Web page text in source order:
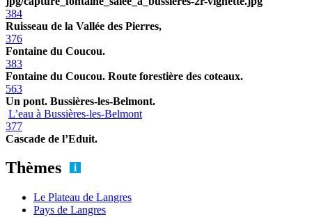
384
Ruisseau de la Vallée des Pierres,
376
Fontaine du Coucou.
383
Fontaine du Coucou. Route forestière des coteaux.
563
Un pont. Bussières-les-Belmont.
L’eau à Bussières-les-Belmont
377
Cascade de l’Eduit.
Thèmes
Le Plateau de Langres
Pays de Langres